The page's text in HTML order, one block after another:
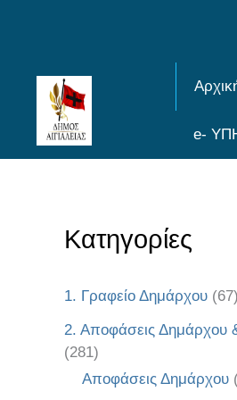
content
e-
Κατηγορίες
1. Γραφείο Δημάρχου (67)
2. Αποφάσεις Δημάρχου
(281)
Αποφάσεις Δημάρχου